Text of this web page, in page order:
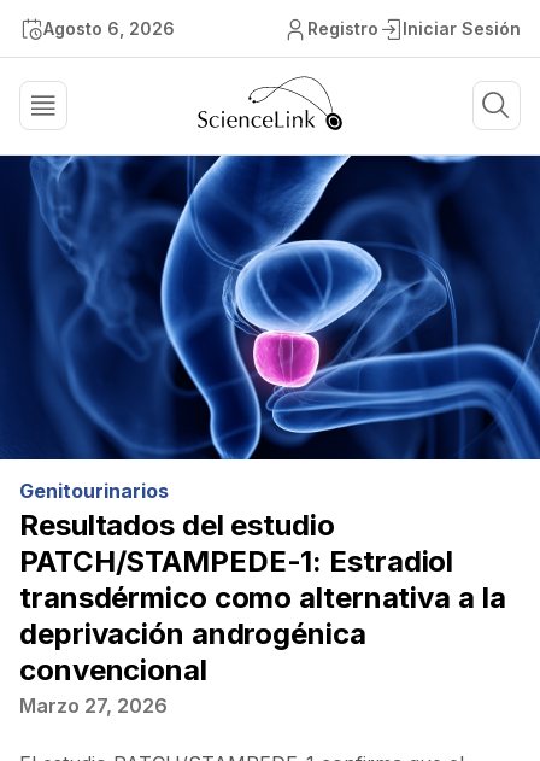
Agosto 6, 2026 Registro Iniciar Sesión
Genitourinarios
Resultados del estudio
PATCH/STAMPEDE-1: Estradiol
transdérmico como alternativa a la
deprivación androgénica
convencional
Marzo 27, 2026